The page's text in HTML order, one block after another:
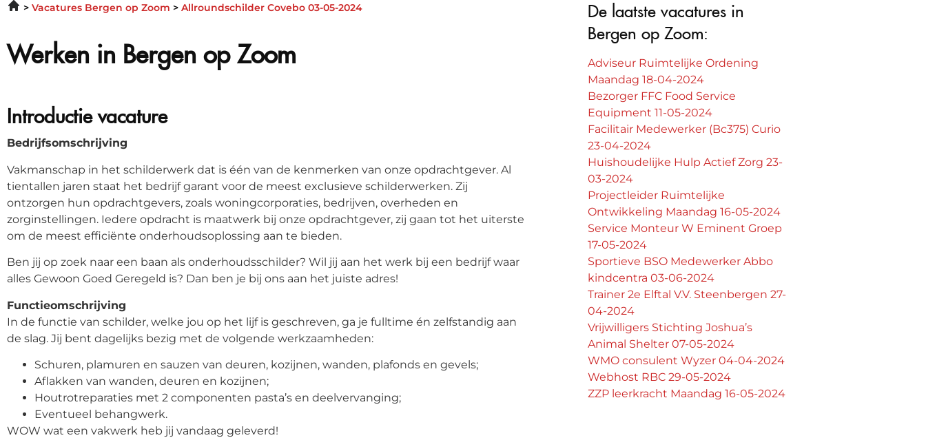
Vacatures Bergen op Zoom Allroundschilder Covebo 03-05-2024
Werken in Bergen op Zoom
Introductie vacature
Bedrijfsomschrijving
Vakmanschap in het schilderwerk dat is één van de kenmerken van onze opdrachtgever. Al
tientallen jaren staat het bedrijf garant voor de meest exclusieve schilderwerken. Zij
ontzorgen hun opdrachtgevers, zoals woningcorporaties, bedrijven, overheden en
zorginstellingen. Iedere opdracht is maatwerk bij onze opdrachtgever, zij gaan tot het uiterste
om de meest efficiënte onderhoudsoplossing aan te bieden.
Ben jij op zoek naar een baan als onderhoudsschilder? Wil jij aan het werk bij een bedrijf waar
alles Gewoon Goed Geregeld is? Dan ben je bij ons aan het juiste adres!
Functieomschrijving
In de functie van schilder, welke jou op het lijf is geschreven, ga je fulltime én zelfstandig aan
de slag. Jij bent dagelijks bezig met de volgende werkzaamheden:
Schuren, plamuren en sauzen van deuren, kozijnen, wanden, plafonds en gevels;
Aflakken van wanden, deuren en kozijnen;
Houtrotreparaties met 2 componenten pasta’s en deelvervanging;
Eventueel behangwerk.
WOW wat een vakwerk heb jij vandaag geleverd!
De laatste vacatures in
Bergen op Zoom:
Adviseur Ruimtelijke Ordening
Maandag 18-04-2024
Bezorger FFC Food Service
Equipment 11-05-2024
Facilitair Medewerker (Bc375) Curio
23-04-2024
Huishoudelijke Hulp Actief Zorg 23-
03-2024
Projectleider Ruimtelijke
Ontwikkeling Maandag 16-05-2024
Service Monteur W Eminent Groep
17-05-2024
Sportieve BSO Medewerker Abbo
kindcentra 03-06-2024
Trainer 2e Elftal V.V. Steenbergen 27-
04-2024
Vrijwilligers Stichting Joshua’s
Animal Shelter 07-05-2024
WMO consulent Wyzer 04-04-2024
Webhost RBC 29-05-2024
ZZP leerkracht Maandag 16-05-2024